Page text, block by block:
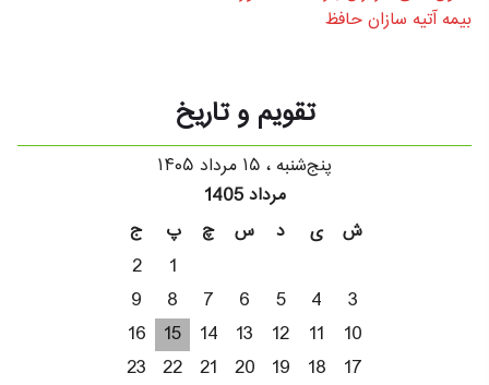
بیمه آتیه سازان حافظ
تقویم و تاریخ
پنج‌شنبه ، ۱۵ مرداد ۱۴۰۵
مرداد 1405
ج
پ چ س د ی
ش
2
1
9
8 7 6 5 4
3
16
15 14 13 12 11
10
23 22 21 20 19 18
17